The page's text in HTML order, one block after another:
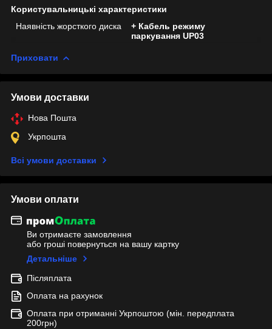
Користувальницькі характеристики
Наявність жорсткого диска
+ Кабель режиму
паркування UP03
Приховати
Умови доставки
Нова Пошта
Укрпошта
Всі умови доставки
Умови оплати
Ви отримаєте замовлення
або гроші повернуться на вашу картку
Детальніше
Післяплата
Оплата на рахунок
Оплата при отриманні Укрпоштою (мін. передплата
200грн)